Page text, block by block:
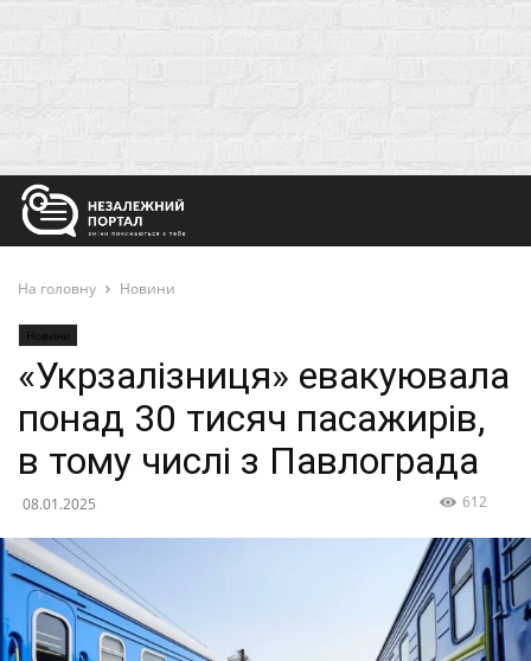
На головну Новини
Новини
«Укрзалізниця» евакуювала
понад 30 тисяч пасажирів,
в тому числі з Павлограда
08.01.2025 612